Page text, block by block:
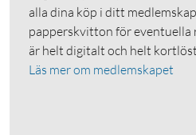
alla dina köp i ditt
papperskvitton för eventuella
är helt digitalt och helt
Läs mer om medlemskapet